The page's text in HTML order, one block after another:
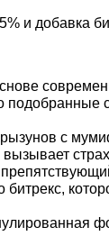
и добавка
с